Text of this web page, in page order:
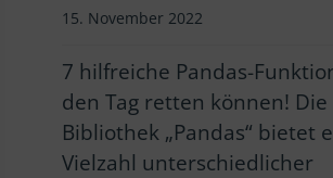
15. November 2022
7 hilfreiche Pandas-
den Tag retten können! Die
Bibliothek „Pandas“ bietet
Vielzahl unterschiedlicher